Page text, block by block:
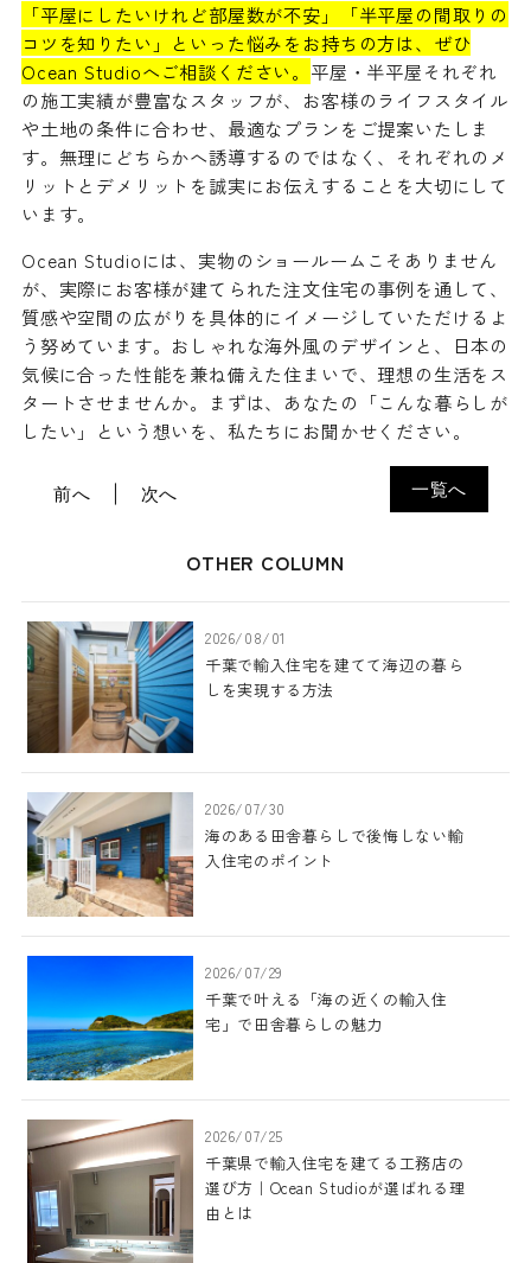
「平屋にしたいけれど部屋数が不安」「半平屋の間取りの
コツを知りたい」といった悩みをお持ちの方は、ぜひ
Ocean Studioへご相談ください。 平屋・半平屋それぞれ
の施工実績が豊富なスタッフが、お客様のライフスタイル
や土地の条件に合わせ、最適なプランをご提案いたしま
す。無理にどちらかへ誘導するのではなく、それぞれのメ
リットとデメリットを誠実にお伝えすることを大切にして
います。
Ocean Studioには、実物のショールームこそありません
が、実際にお客様が建てられた注文住宅の事例を通して、
質感や空間の広がりを具体的にイメージしていただけるよ
う努めています。おしゃれな海外風のデザインと、日本の
気候に合った性能を兼ね備えた住まいで、理想の生活をス
タートさせませんか。まずは、あなたの「こんな暮らしが
したい」という想いを、私たちにお聞かせください。
一覧へ
前へ 次へ
OTHER COLUMN
2026/08/01
千葉で輸入住宅を建てて海辺の暮ら
しを実現する方法
2026/07/30
海のある田舎暮らしで後悔しない輸
入住宅のポイント
2026/07/29
千葉で叶える「海の近くの輸入住
宅」で田舎暮らしの魅力
2026/07/25
千葉県で輸入住宅を建てる工務店の
選び方｜Ocean Studioが選ばれる理
由とは